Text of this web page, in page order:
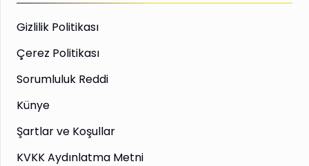
Gizlilik Politikası
Çerez Politikası
Sorumluluk Reddi
Künye
Şartlar ve Koşullar
KVKK Aydınlatma Metni